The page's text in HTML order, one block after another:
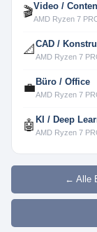
🎬Video /
AMD Ryzen 7
📐 CAD /
AMD Ryzen 7
💼 Büro / Office
AMD Ryzen 7
🤖 KI / Deep
AMD Ryzen 7
← Alle